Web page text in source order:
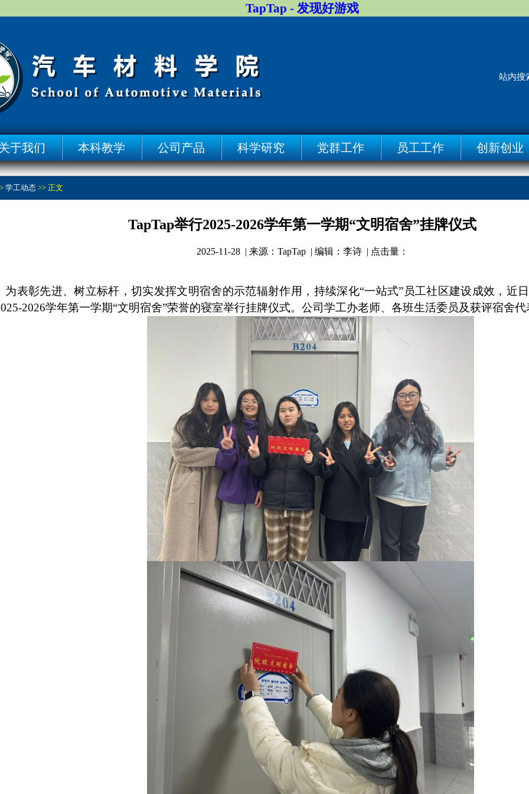
TapTap - 发现好游戏
站内搜
于我们 本科教学 公司产品 科学研究 党群工作 员工工作 创新创业
学工动态 >> 正文
TapTap举行2025-2026学年第一学期“文明宿舍”挂牌仪式
2025-11-28 | 来源：TapTap | 编辑：李诗 | 点击量：
为表彰先进、树立标杆，切实发挥文明宿舍的示范辐射作用，持续深化“一站式”员工社区建设成效，近
2026学年第一学期“文明宿舍”荣誉的寝室举行挂牌仪式。公司学工办老师、各班生活委员及获评宿舍